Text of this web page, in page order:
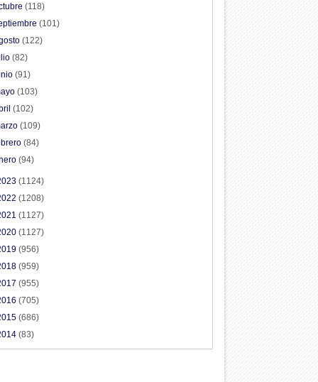
(118)
(101)
(122)
(82)
(91)
(103)
(102)
(109)
(84)
(94)
(1124)
(1208)
(1127)
(1127)
(956)
(959)
(955)
(705)
(686)
(83)